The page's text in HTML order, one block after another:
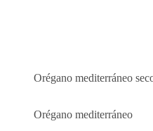
Orégano mediterráneo
Orégano mediterráneo